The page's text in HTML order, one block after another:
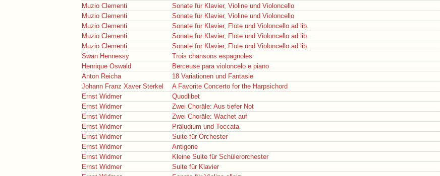
Muzio Clementi
Sonate für Klavier, Violine und Violoncello
Muzio Clementi
Sonate für Klavier, Violine und Violoncello
Muzio Clementi
Sonate für Klavier, Flöte und Violoncello ad lib.
Muzio Clementi
Sonate für Klavier, Flöte und Violoncello ad lib.
Muzio Clementi
Sonate für Klavier, Flöte und Violoncello ad lib.
Swan Hennessy
Trois chansons espagnoles
Henrique Oswald
Berceuse para violoncelo e piano
Anton Reicha
18 Variationen und Fantasie
Johann Franz Xaver Sterkel
A Favorite Concerto for the Harpsichord
Ernst Widmer
Quodlibet
Ernst Widmer
Zwei Choräle: Aus tiefer Not
Ernst Widmer
Zwei Choräle: Wachet auf
Ernst Widmer
Präludium und Toccata
Ernst Widmer
Suite für Orchester
Ernst Widmer
Antigone
Ernst Widmer
Kleine Suite für Schülerorchester
Ernst Widmer
Suite für Klavier